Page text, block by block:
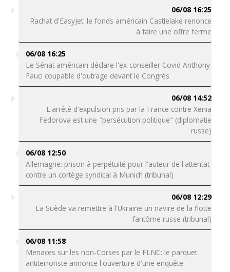
06/08 16:25
Rachat d'EasyJet: le fonds américain Castlelake renonce
à faire une offre ferme
06/08 16:25
Le Sénat américain déclare l'ex-conseiller Covid Anthony
Fauci coupable d'outrage devant le Congrès
06/08 14:52
L'arrêté d'expulsion pris par la France contre Xenia
Fedorova est une "persécution politique" (diplomatie
russe)
06/08 12:50
Allemagne: prison à perpétuité pour l'auteur de l'attentat
contre un cortège syndical à Munich (tribunal)
06/08 12:29
La Suède va remettre à l'Ukraine un navire de la flotte
fantôme russe (tribunal)
06/08 11:58
Menaces sur les non-Corses par le FLNC: le parquet
antiterroriste annonce l'ouverture d'une enquête